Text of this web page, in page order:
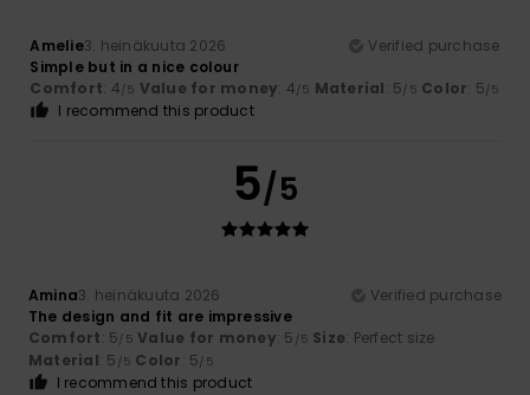
Amelie3. heinäkuuta 2026
Verified purchase
Simple but in a nice colour
Comfort: 4/5 Value for money: 4/5 Material: 5/5 Color: 5/5
I recommend this product
5/5
Amina3. heinäkuuta 2026
Verified purchase
The design and fit are impressive
Comfort: 5/5 Value for money: 5 /5 Size: Perfect size
Material: 5 /5 Color: 5/5
I recommend this product